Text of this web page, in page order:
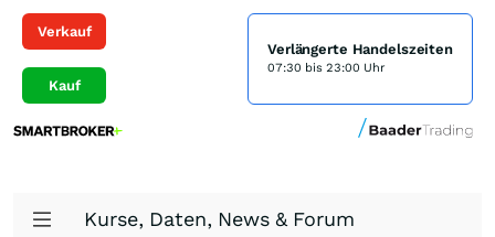
Verkauf
Kauf
Verlängerte Handelszeiten
07:30 bis 23:00 Uhr
Kurse, Daten, News & Forum